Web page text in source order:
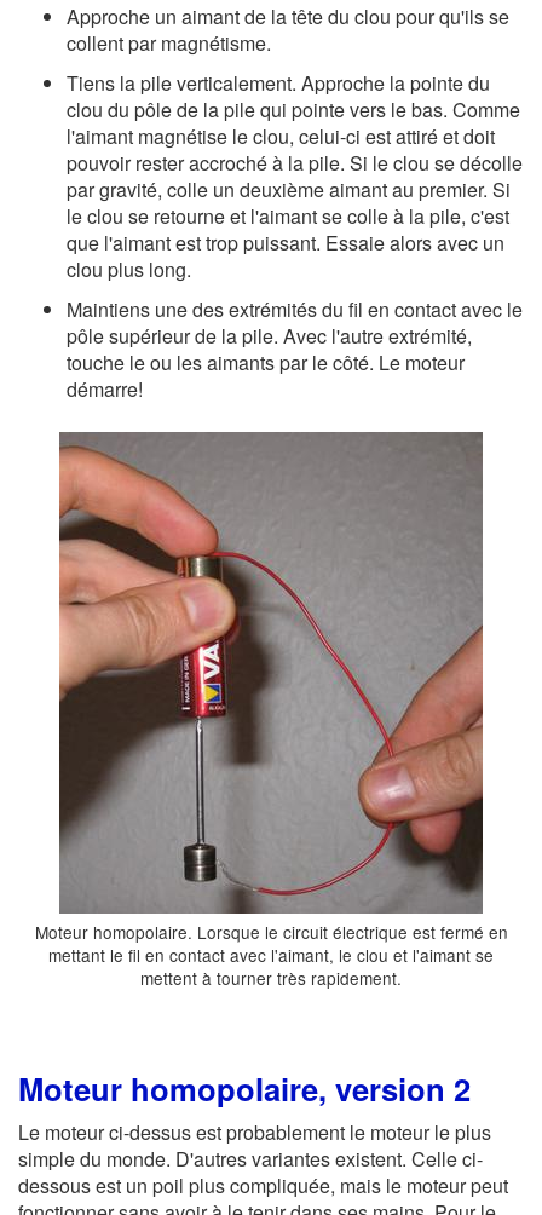
Approche un aimant de la tête du clou pour qu'ils se
collent par magnétisme.
Tiens la pile verticalement. Approche la pointe du
clou du pôle de la pile qui pointe vers le bas. Comme
l'aimant magnétise le clou, celui-ci est attiré et doit
pouvoir rester accroché à la pile. Si le clou se décolle
par gravité, colle un deuxième aimant au premier. Si
le clou se retourne et l'aimant se colle à la pile, c'est
que l'aimant est trop puissant. Essaie alors avec un
clou plus long.
Maintiens une des extrémités du fil en contact avec le
pôle supérieur de la pile. Avec l'autre extrémité,
touche le ou les aimants par le côté. Le moteur
démarre!
Moteur homopolaire. Lorsque le circuit électrique est fermé en
mettant le fil en contact avec l'aimant, le clou et l'aimant se
mettent à tourner très rapidement.
Moteur homopolaire, version 2
Le moteur ci-dessus est probablement le moteur le plus
simple du monde. D'autres variantes existent. Celle ci-
dessous est un poil plus compliquée, mais le moteur peut